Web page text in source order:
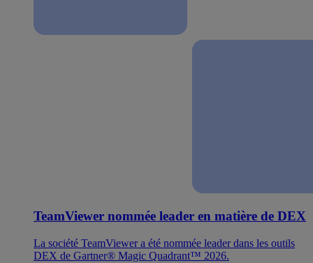
TeamViewer nommée leader en matière de DEX
La société TeamViewer a été nommée leader dans les outils
DEX de Gartner® Magic Quadrant™ 2026.